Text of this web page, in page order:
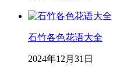
石竹各色花语大全
2024年12月31日